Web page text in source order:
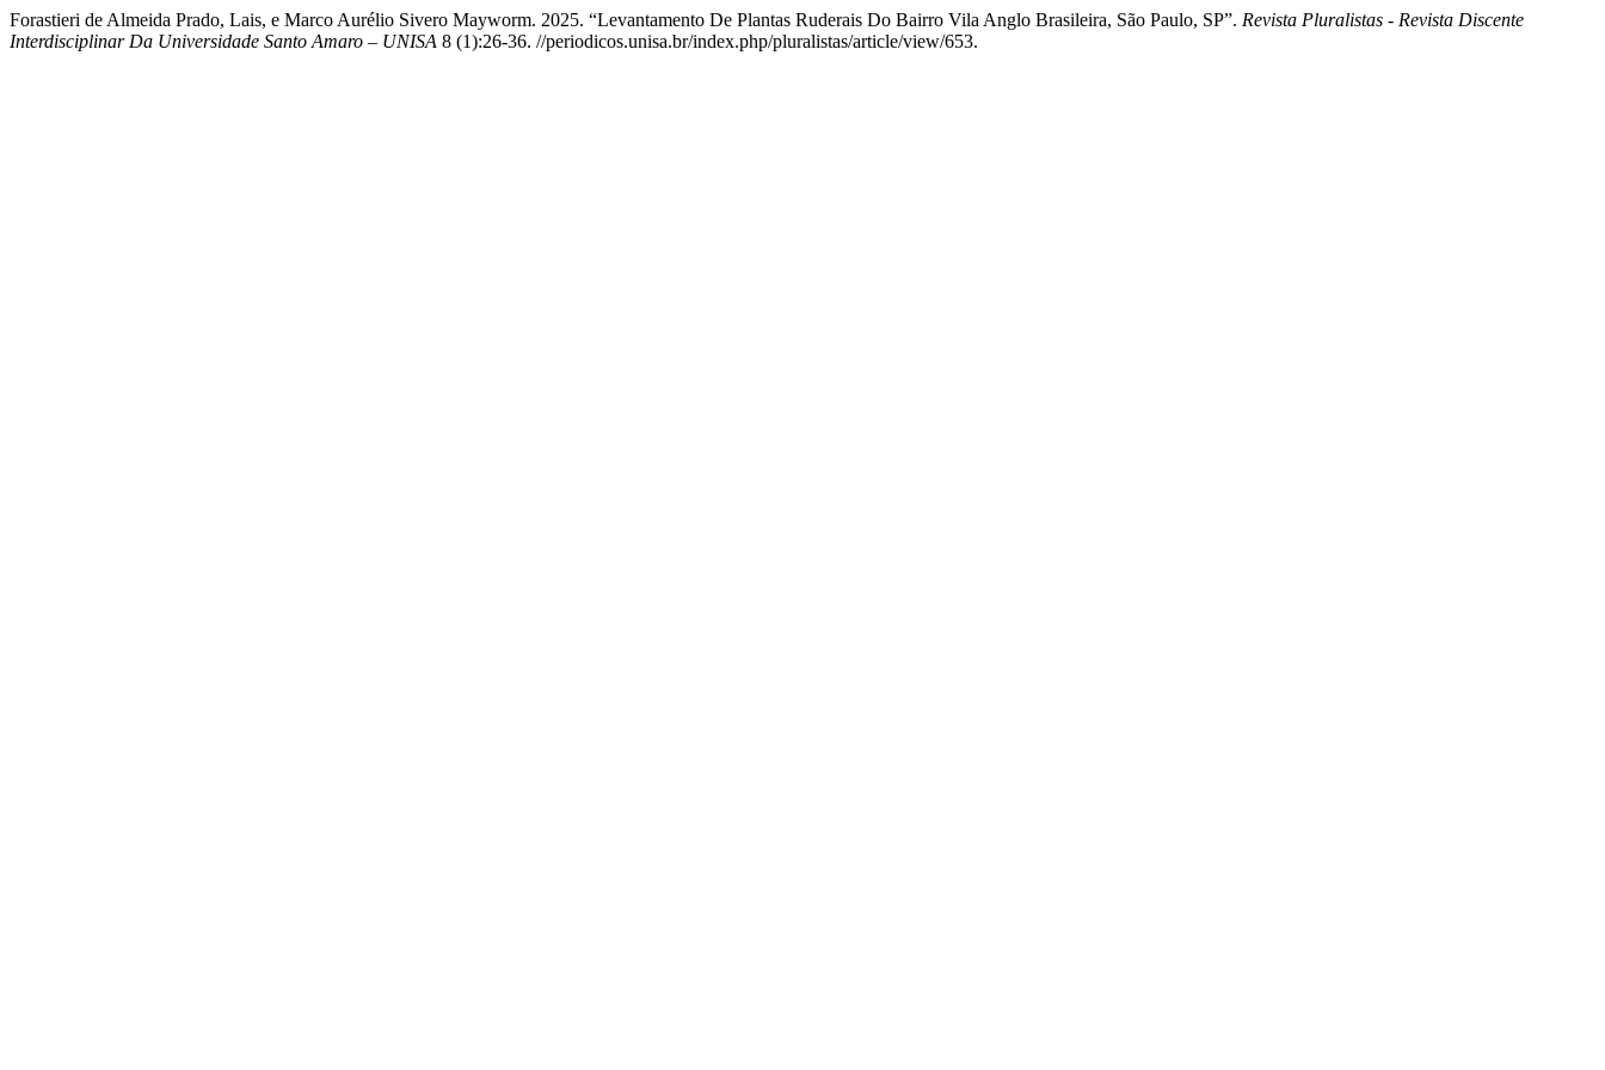
Forastieri de Almeida Prado, Lais, e Marco Aurélio Sivero Mayworm. 2025. “Levantamento De Plantas Ruderais Do Bairro Vila Anglo Brasileira, São Paulo, SP”. Revista Pluralistas - Revista Discente
Interdisciplinar Da Universidade Santo Amaro – UNISA 8 (1):26-36. //periodicos.unisa.br/index.php/pluralistas/article/view/653.